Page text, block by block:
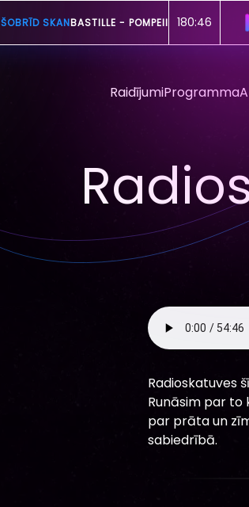
ŠOBRĪD SKANBASTILLE - POMPEII 180:41
RaidījumiProgramma
Radioskatuves
Runāsim par
par prāta un
sabiedrībā.